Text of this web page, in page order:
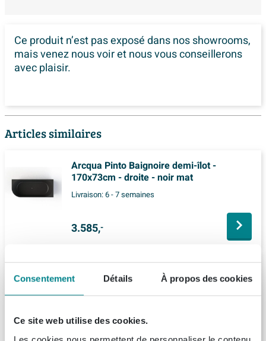
Consentement Détails À propos des cookies
Ce site web utilise des cookies.
Ce produit n’est pas exposé dansnos showrooms,
mais venez nous voir et nous vous conseillerons
avec plaisir.
Articles similaires
Arcqua Pinto Baignoire demi-îlot -
170x73cm - droite - noir mat
Livraison:6 - 7 semaines
3.585,-
Riho Bilbao Baignoire îlot 170x80x55.5cm
Solid Surface avec siphon Blanc mat
Livraison:1 - 2 semaines
3.281,-